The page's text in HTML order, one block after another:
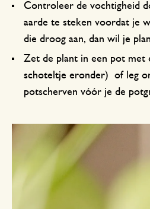
Controleer de vochtigheid
aarde te steken voordat je
die droog aan, dan wil je
Zet de plant in een pot met
schoteltje eronder) of leg
potscherven vóór je de